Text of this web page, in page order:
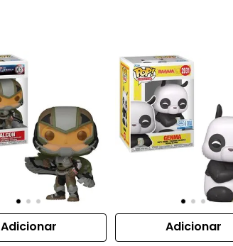
Adicionar Adicionar